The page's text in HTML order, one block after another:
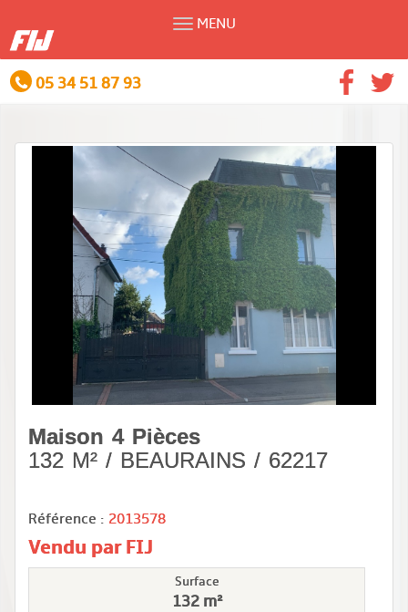
MENU
05 34 51 87 93
Maison 4 Pièces
132 M² / BEAURAINS / 62217
Référence : 2013578
Vendu par FIJ
Surface
132 m²